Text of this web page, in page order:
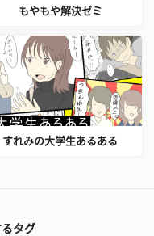
もやもや解決ゼミ
すれみの大学生あるある
タグ